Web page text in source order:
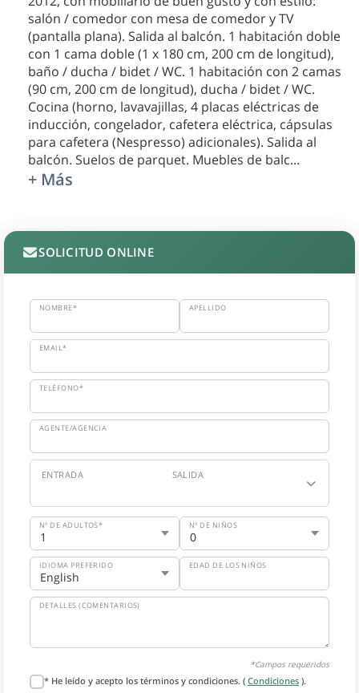
salón / comedor con mesa de comedor y TV
(pantalla plana). Salida al balcón. 1 habitación doble
con 1 cama doble (1 x 180 cm, 200 cm de longitud),
baño / ducha / bidet / WC. 1 habitación con 2 camas
(90 cm, 200 cm de longitud), ducha / bidet / WC.
Cocina (horno, lavavajillas, 4 placas eléctricas de
inducción, congelador, cafetera eléctrica, cápsulas
para cafetera (Nespresso) adicionales). Salida al
balcón. Suelos de parquet. Muebles de balc...
+ Más
SOLICITUD ONLINE
NOMBRE* APELLIDO
EMAIL*
TELÉFONO*
AGENTE/AGENCIA
ENTRADA SALIDA
Nº DE ADULTOS* Nº DE NIÑOS
IDIOMA PREFERIDO EDAD DE LOS NIÑOS
DETALLES (COMENTARIOS)
*Campos requeridos
* He leído y acepto los términos y condiciones. ( Condiciones ).